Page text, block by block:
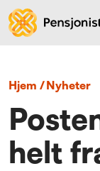
Hjem / nyheter
helt